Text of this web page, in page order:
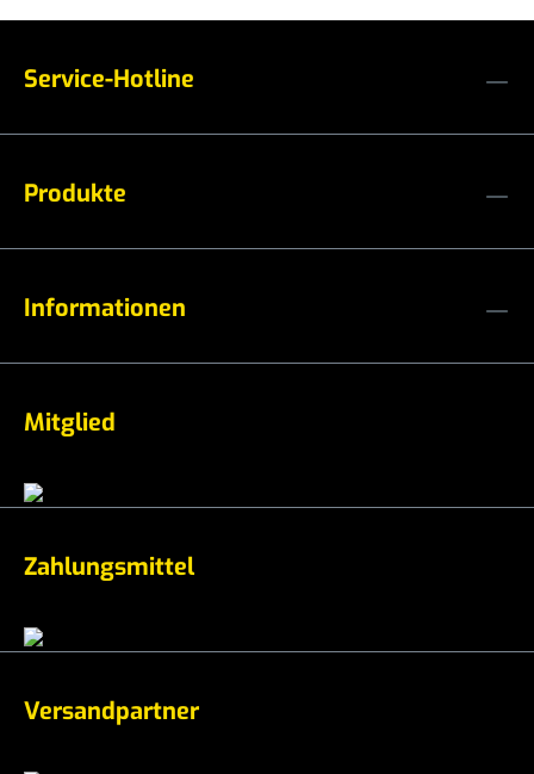
Service-Hotline
Produkte
Informationen
Mitglied
Zahlungsmittel
Versandpartner